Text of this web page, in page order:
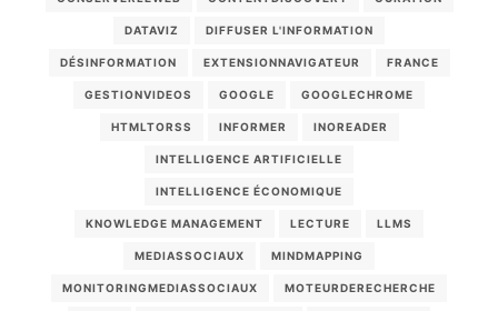
DATAVIZ DIFFUSER L'INFORMATION
DÉSINFORMATION EXTENSIONNAVIGATEUR FRANCE
GESTIONVIDEOS GOOGLE GOOGLECHROME
HTMLTORSS INFORMER INOREADER
INTELLIGENCE ARTIFICIELLE
INTELLIGENCE ÉCONOMIQUE
KNOWLEDGE MANAGEMENT LECTURE LLMS
MEDIASSOCIAUX MINDMAPPING
MONITORINGMEDIASSOCIAUX MOTEURDERECHERCHE